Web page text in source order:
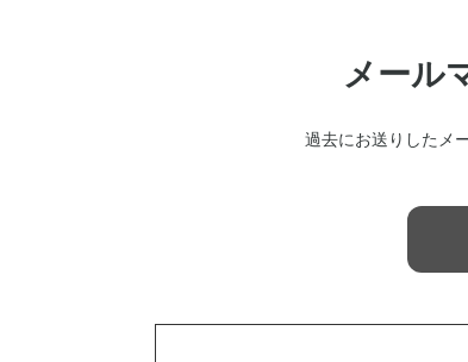
メール
過去にお送りしたメ